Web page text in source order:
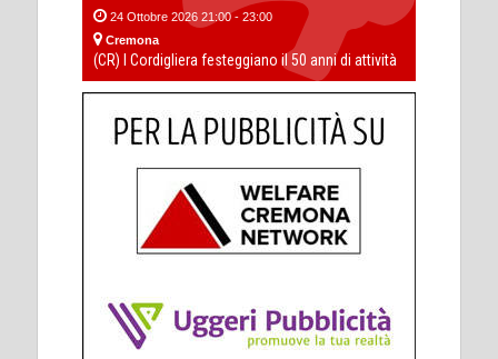
24 Ottobre 2026 21:00 - 23:00
Cremona
(CR) I Cordigliera festeggiano il 50 anni di attività